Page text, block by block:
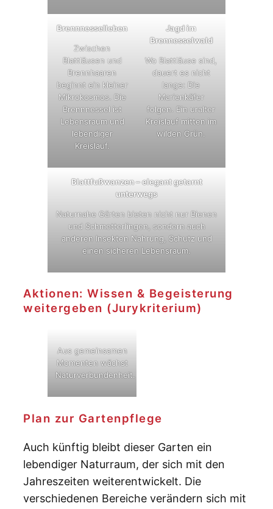
Brennnesselleben
Zwischen
Blattläusen und
Brennhaaren
beginnt ein kleiner
Mikrokosmos. Die
Brennnessel ist
Lebensraum und
lebendiger
Kreislauf.
Jagd im
Brennesselwald
Wo Blattläuse sind,
dauert es nicht
lange: Die
Marienkäfer
folgen. Ein uralter
Kreislauf mitten im
wilden Grün.
Blattfußwanzen – elegant getarnt
unterwegs
Naturnahe Gärten bieten nicht nur Bienen
und Schmetterlingen, sondern auch
anderen Insekten Nahrung, Schutz und
einen sicheren Lebensraum.
Aktionen: Wissen & Begeisterung
weitergeben (Jurykriterium)
Aus gemeinsamen
Momenten wächst
Naturverbundenheit.
Plan zur Gartenpflege
Auch künftig bleibt dieser Garten ein
lebendiger Naturraum, der sich mit den
Jahreszeiten weiterentwickelt. Die
verschiedenen Bereiche verändern sich mit